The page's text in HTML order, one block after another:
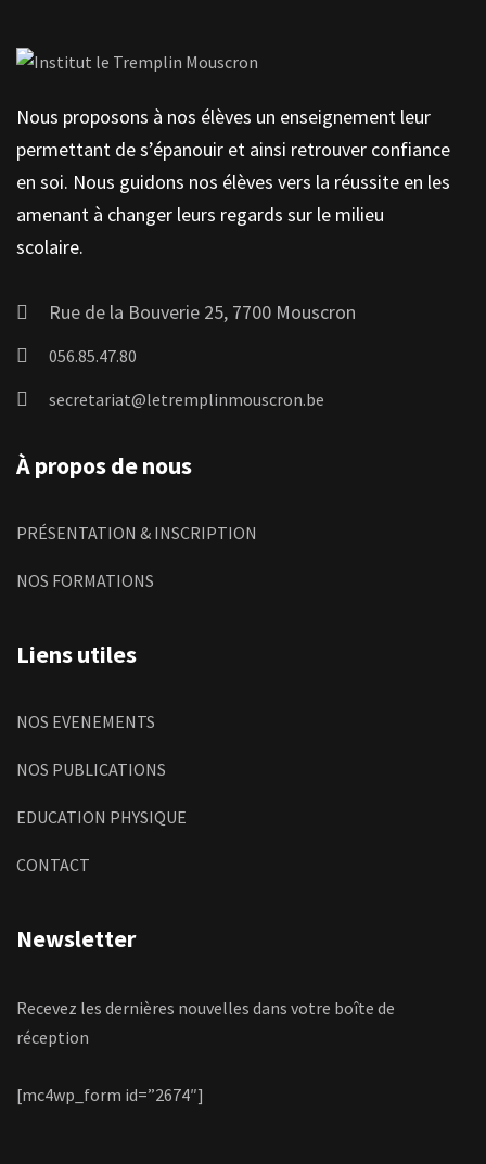
Nous proposons à nos élèves un enseignement leur
permettant de s’épanouir et ainsi retrouver confiance
en soi. Nous guidons nos élèves vers la réussite en les
amenant à changer leurs regards sur le milieu
scolaire.
Rue de la Bouverie 25, 7700 Mouscron
056.85.47.80
secretariat@letremplinmouscron.be
À propos de nous
PRÉSENTATION & INSCRIPTION
NOS FORMATIONS
Liens utiles
NOS EVENEMENTS
NOS PUBLICATIONS
EDUCATION PHYSIQUE
CONTACT
Newsletter
Recevez les dernières nouvelles dans votre boîte de
réception
[mc4wp_form id=”2674″]